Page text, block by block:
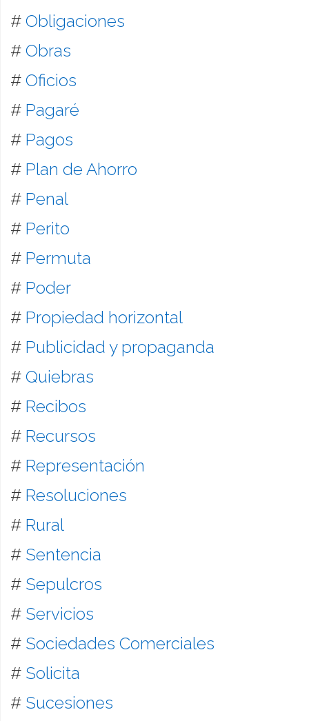
# Obligaciones
# Obras
# Oficios
# Pagaré
# Pagos
# Plan de Ahorro
# Penal
# Perito
# Permuta
# Poder
# Propiedad horizontal
# Publicidad y propaganda
# Quiebras
# Recibos
# Recursos
# Representación
# Resoluciones
# Rural
# Sentencia
# Sepulcros
# Servicios
# Sociedades Comerciales
# Solicita
# Sucesiones